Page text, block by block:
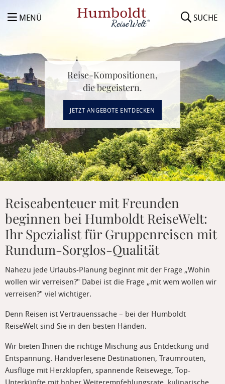
MENÜ SUCHE
Reise-Kompositionen,
die begeistern.
JETZT ANGEBOTE ENTDECKEN
Reiseabenteuer mit Freunden
beginnen bei Humboldt ReiseWelt:
Ihr Spezialist für Gruppenreisen mit
Rundum-Sorglos-Qualität
Nahezu jede Urlaubs-Planung beginnt mit der Frage „Wohin
wollen wir verreisen?" Dabei ist die Frage „mit wem wollen wir
verreisen?" viel wichtiger.
Denn Reisen ist Vertrauenssache – bei der Humboldt
ReiseWelt sind Sie in den besten Händen.
Wir bieten Ihnen die richtige Mischung aus Entdeckung und
Entspannung. Handverlesene Destinationen, Traumrouten,
Ausflüge mit Herzklopfen, spannende Reisewege, Top-
Unterkünfte mit hoher Weiterempfehlungsrate, kulinarische